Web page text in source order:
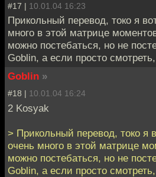
#17 | 10.01.04 16:23
Прикольный перевод, токо я
много в этой матрице
можно постебаться, но не
Goblin, а если просто
Goblin »
#18 | 10.01.04 16:24
2 Kosyak
> Прикольный перевод, токо я
очень много в этой матрице
можно постебаться, но не
Goblin, а если просто